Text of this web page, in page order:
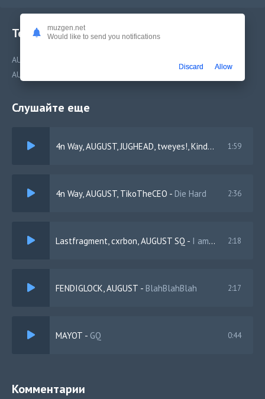
Текст песни
AUGUST, MAYOT - Every Day
AUGUST, MAYOT - Every Day
Слушайте еще
4n Way, AUGUST, JUGHEAD, tweyes!, Kinderlil -lit
1:59
4n Way, AUGUST, TikoTheCEO - Die Hard 2:36
Lastfragment, cxrbon, AUGUST SQ - I am Good Phonk 2:18
FENDIGLOCK, AUGUST - BlahBlahBlah 2:17
MAYOT - GQ 0:44
Комментарии
muzgen.net
Would like to send you notifications
Discard Allow